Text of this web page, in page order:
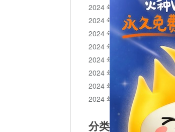
2024 年 12 月
2024 年 11 月
2024 年 10 月
2024 年 9 月
2024 年 8 月
2024 年 7 月
2024 年 6 月
2024 年 5 月
分类目录